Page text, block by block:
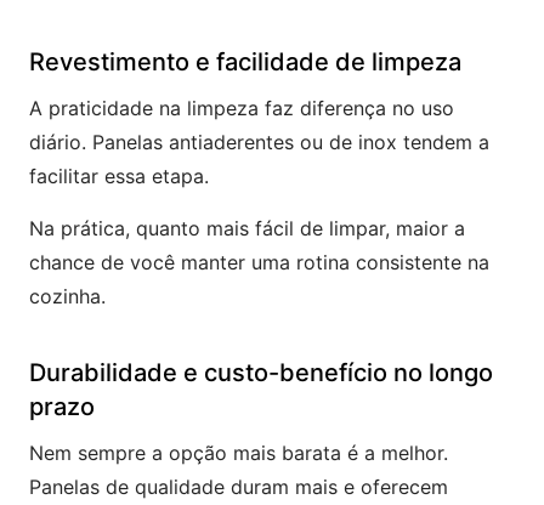
Revestimento e facilidade de limpeza
A praticidade na limpeza faz diferença no uso
diário. Panelas antiaderentes ou de inox tendem a
facilitar essa etapa.
Na prática, quanto mais fácil de limpar, maior a
chance de você manter uma rotina consistente na
cozinha.
Durabilidade e custo-benefício no longo
prazo
Nem sempre a opção mais barata é a melhor.
Panelas de qualidade duram mais e oferecem